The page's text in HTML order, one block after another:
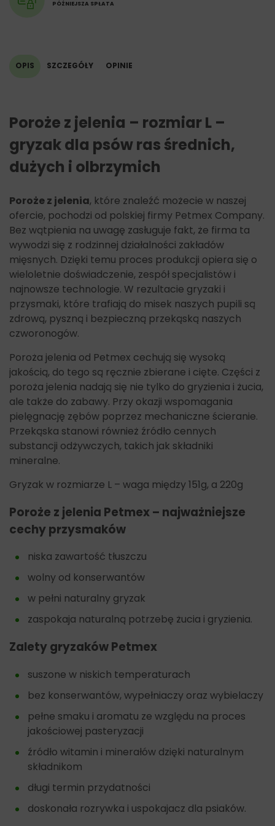
PÓŹNIEJSZA SPŁATA
OPIS SZCZEGÓŁY OPINIE
Poroże z jelenia – rozmiar L –
gryzak dla psów ras średnich,
dużych i olbrzymich
Poroże z jelenia, które znaleźć możecie w naszej
ofercie, pochodzi od polskiej firmy Petmex Company.
Bez wątpienia na uwagę zasługuje fakt, że firma ta
wywodzi się z rodzinnej działalności zakładów
mięsnych. Dzięki temu proces produkcji opiera się o
wieloletnie doświadczenie, zespół specjalistów i
najnowsze technologie. W rezultacie gryzaki i
przysmaki, które trafiają do misek naszych pupili są
zdrową, pyszną i bezpieczną przekąską naszych
czworonogów.
Poroża jelenia od Petmex cechują się wysoką
jakością, do tego są ręcznie zbierane i cięte. Części z
poroża jelenia nadają się nie tylko do gryzienia i żucia,
ale także do zabawy. Przy okazji wspomagania
pielęgnację zębów poprzez mechaniczne ścieranie.
Przekąska stanowi również źródło cennych
substancji odżywczych, takich jak składniki
mineralne.
Gryzak w rozmiarze L – waga między 151g, a 220g
Poroże z jelenia Petmex – najważniejsze
cechy przysmaków
niska zawartość tłuszczu
wolny od konserwantów
w pełni naturalny gryzak
zaspokaja naturalną potrzebę żucia i gryzienia.
Zalety gryzaków Petmex
suszone w niskich temperaturach
bez konserwantów, wypełniaczy oraz wybielaczy
pełne smaku i aromatu ze względu na proces
jakościowej pasteryzacji
źródło witamin i minerałów dzięki naturalnym
składnikom
długi termin przydatności
doskonała rozrywka i uspokajacz dla psiaków.